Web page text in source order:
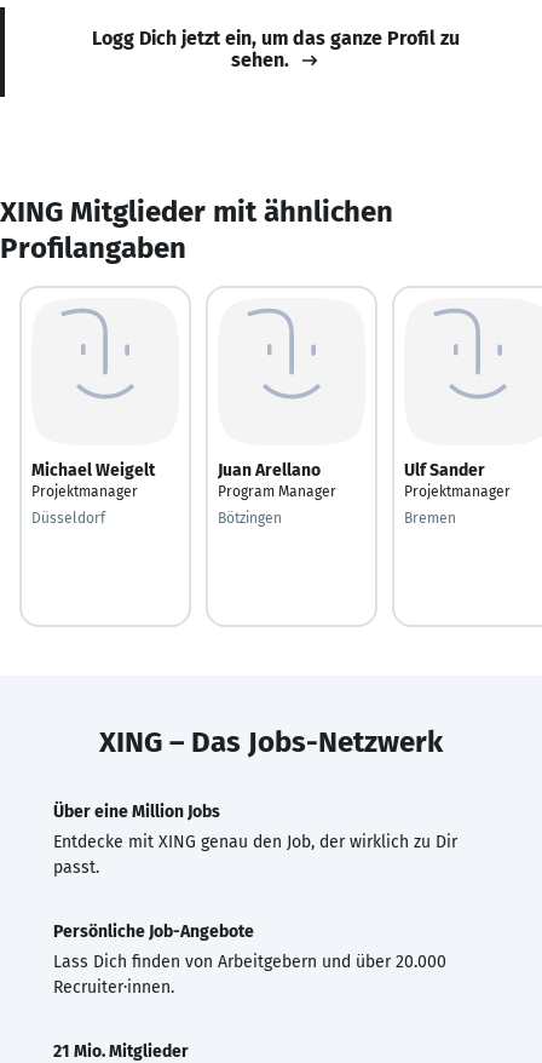
Logg Dich jetzt ein, um das ganze Profil zu
sehen.
XING Mitglieder mit ähnlichen
Profilangaben
Michael Weigelt
Projektmanager
Düsseldorf
Juan Arellano
Program Manager
Bötzingen
Ulf Sander
Projektmanager
Bremen
XING – Das Jobs-Netzwerk
Über eine Million Jobs
Entdecke mit XING genau den Job, der wirklich zu Dir
passt.
Persönliche Job-Angebote
Lass Dich finden von Arbeitgebern und über 20.000
Recruiter·innen.
21 Mio. Mitglieder